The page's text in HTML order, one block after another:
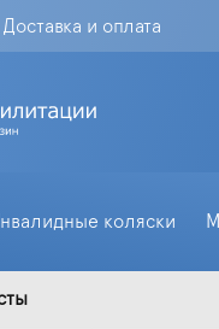
Доставка и оплата
коляски